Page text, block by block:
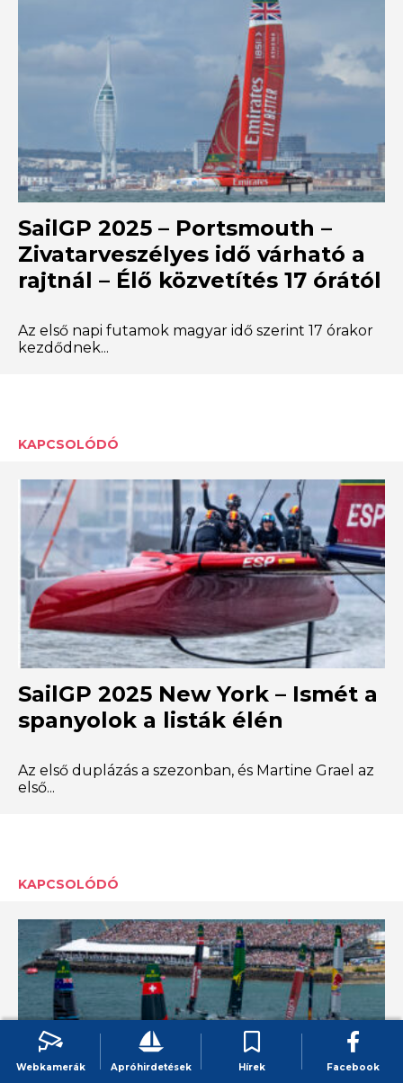
SailGP 2025 – Portsmouth –
Zivatarveszélyes idő várható a
rajtnál – Élő közvetítés 17 órától
Az első napi futamok magyar idő szerint 17 órakor
kezdődnek...
KAPCSOLÓDÓ
SailGP 2025 New York – Ismét a
spanyolok a listák élén
Az első duplázás a szezonban, és Martine Grael az
első...
KAPCSOLÓDÓ
Webkamerák Apróhirdetések Hírek Facebook